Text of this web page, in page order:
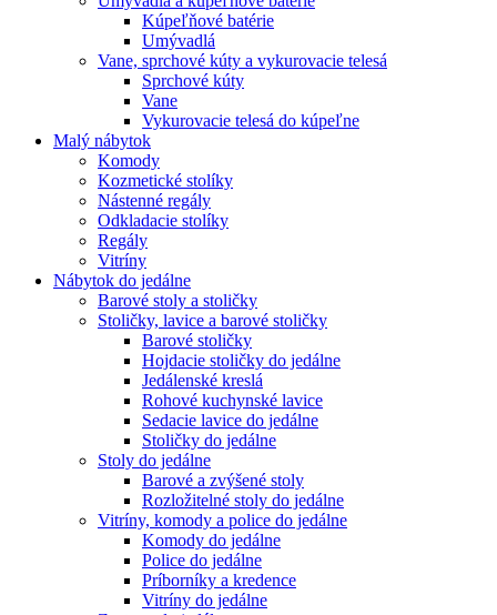
Kúpeľňové batérie
Umývadlá
Vane, sprchové kúty a vykurovacie telesá
Sprchové kúty
Vane
Vykurovacie telesá do kúpeľne
Malý nábytok
Komody
Kozmetické stolíky
Nástenné regály
Odkladacie stolíky
Regály
Vitríny
Nábytok do jedálne
Barové stoly a stoličky
Stoličky, lavice a barové stoličky
Barové stoličky
Hojdacie stoličky do jedálne
Jedálenské kreslá
Rohové kuchynské lavice
Sedacie lavice do jedálne
Stoličky do jedálne
Stoly do jedálne
Barové a zvýšené stoly
Rozložitelné stoly do jedálne
Vitríny, komody a police do jedálne
Komody do jedálne
Police do jedálne
Príborníky a kredence
Vitríny do jedálne